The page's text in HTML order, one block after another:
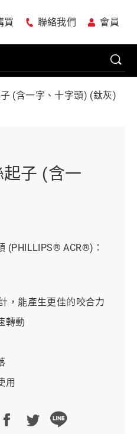
買 聯絡我們 會員
(含一字、十字頭) (鈦灰)
子 (含一
(PHILLIPS® ACR®)：
，能產生更佳的咬合力
轉動
用